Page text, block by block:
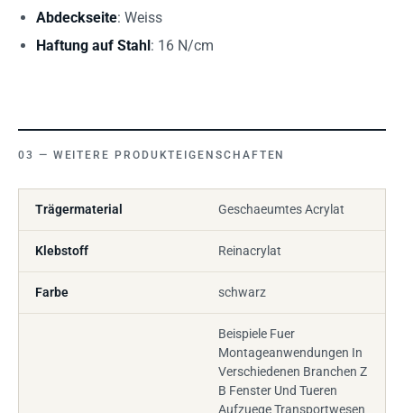
Abdeckseite: Weiss
Haftung auf Stahl: 16 N/cm
WEITERE PRODUKTEIGENSCHAFTEN
Trägermaterial Geschaeumtes Acrylat
Klebstoff Reinacrylat
Farbe schwarz
Beispiele Fuer
Montageanwendungen In
Verschiedenen Branchen Z
B Fenster Und Tueren
Aufzuege Transportwesen